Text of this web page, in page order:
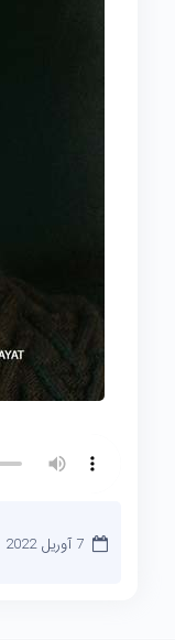
7 آوریل 2022